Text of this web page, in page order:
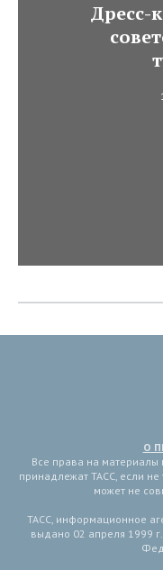
Дресс-
О
Все права на
принадлежат ТАСС, если
может не
ТАСС, информационное
выдано 02 апреля 1999